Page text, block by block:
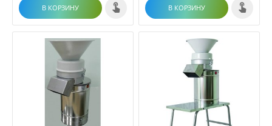
В КОРЗИНУ В КОРЗИНУ